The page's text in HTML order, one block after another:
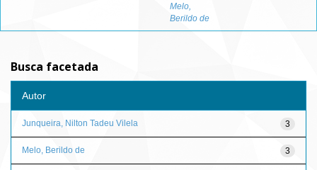
Melo,
Berildo de
Busca facetada
Autor
3
Junqueira, Nilton Tadeu Vilela
3
Melo, Berildo de